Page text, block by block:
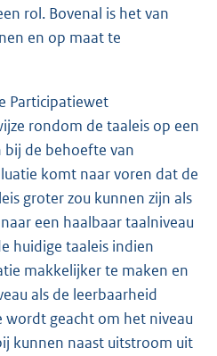
rol. Bovenal is het van
en op maat te
Participatiewet
rondom de taaleis op een
de behoefte van
komt naar voren dat de
groter zou kunnen zijn als
een haalbaar taalniveau
huidige taaleis indien
makkelijker te maken en
als de leerbaarheid
geacht om het niveau
kunnen naast uitstroom uit